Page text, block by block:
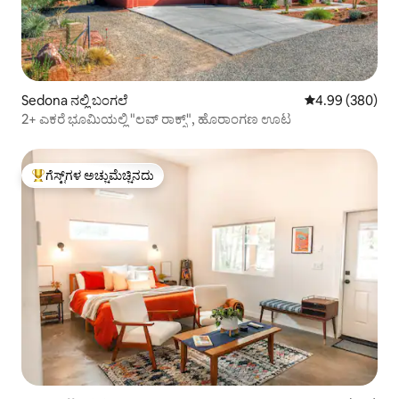
Sedona ನಲ್ಲಿ ಬಂಗಲೆ 5 ರಲ್ಲಿ 4.99
4.99 (380)
2+ ಎಕರೆ ಭೂಮಿಯಲ್ಲಿ "ಲವ್ ರಾಕ್ಸ್", ಹೊರಾಂಗಣ ಊಟ
ಗೆಸ್ಟ್‌ಗಳಿಗೆ ಅತಿ ಹೆಚ್ಚು ಅಚ್ಚುಮೆಚ್ಚಿನದು
ಗೆಸ್ಟ್‌ಗಳ ಅಚ್ಚುಮೆಚ್ಚಿನದು